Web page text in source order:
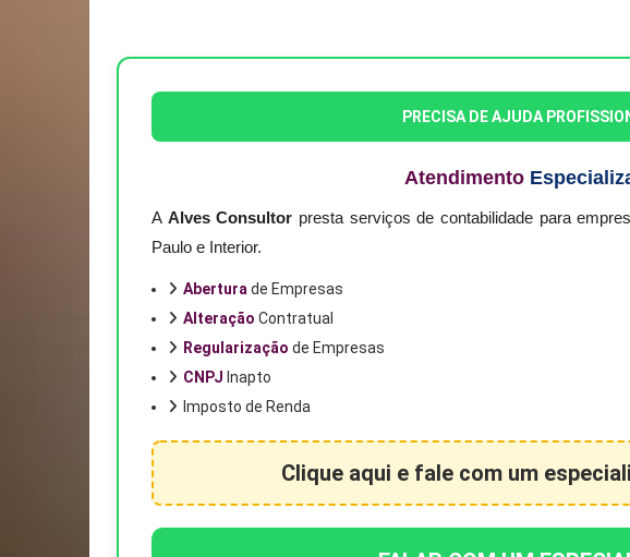
PRECISA DE AJUDA
Atendimento
A Alves Consultor presta serviços de contabilidade para
Paulo e Interior.
Abertura de Empresas
Alteração Contratual
Regularização de Empresas
CNPJ Inapto
Imposto de Renda
Clique aqui e fale com um